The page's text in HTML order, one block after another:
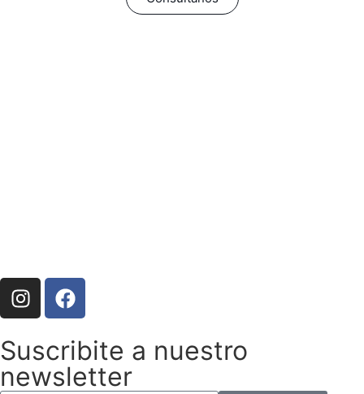
Suscribite a nuestro
newsletter